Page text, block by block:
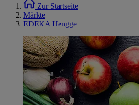
Zur Startseite
Märkte
EDEKA Hengge